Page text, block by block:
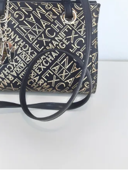
MUSTANG PÁNSKÉ TRIKO S KRÁTKÝM
RUKÁVEM
399 Kč